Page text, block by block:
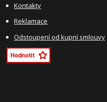
Kontakty
Reklamace
Odstoupení od kupní smlouvy